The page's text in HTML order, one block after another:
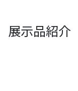
展示品紹介